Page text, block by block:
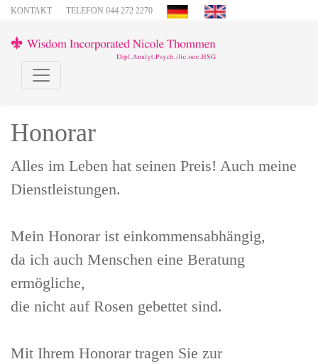
KONTAKT TELEFON 044 272 2270
Honorar
Alles im Leben hat seinen Preis! Auch meine
Dienstleistungen.
Mein Honorar ist einkommensabhängig,
da ich auch Menschen eine Beratung
ermögliche,
die nicht auf Rosen gebettet sind.
Mit Ihrem Honorar tragen Sie zur